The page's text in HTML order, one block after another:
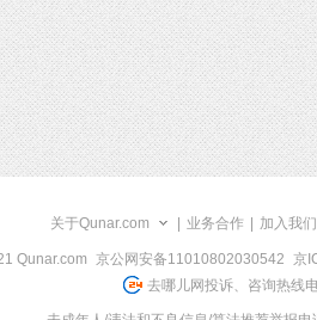
关于Qunar.com 业务合作 加入我们
Qunar.com 京公网安备11010802030542 京
去哪儿网投诉、咨询热线